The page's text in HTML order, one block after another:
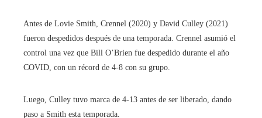
Antes de Lovie Smith, Crennel (2020) y David Culley (2021)
fueron despedidos después de una temporada. Crennel asumió el
control una vez que Bill O’Brien fue despedido durante el año
COVID, con un récord de 4-8 con su grupo.
Luego, Culley tuvo marca de 4-13 antes de ser liberado, dando
paso a Smith esta temporada.